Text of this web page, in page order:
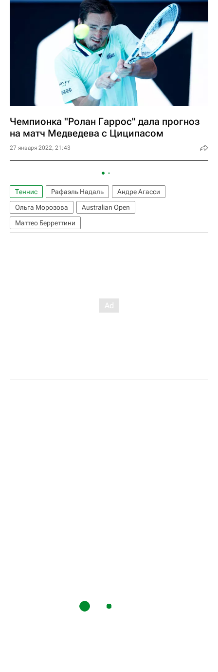
Чемпионка "Ролан Гаррос" дала прогноз
на матч Медведева с Циципасом
27 января 2022, 21:43
Теннис Рафаэль Надаль
Андре Агасси
Ольга Морозова
Australian Open
Маттео Берреттини